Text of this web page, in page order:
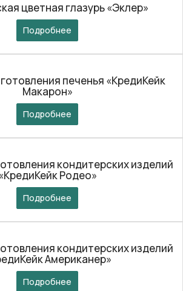
цветная глазурь «Эклер»
Подробнее
печенья «КредиКейк
Макарон»
Подробнее
кондитерских изделий
Родео»
Подробнее
кондитерских изделий
Американер»
Подробнее